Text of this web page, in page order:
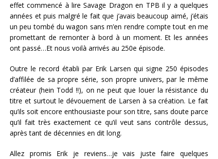
effet commencé à lire Savage Dragon en TPB il y a quelques
années et puis malgré le fait que j’avais beaucoup aimé, j’étais
un peu tombé du wagon sans m’en rendre compte tout en me
promettant de remonter à bord à un moment. Et les années
ont passé…Et nous voilà arrivés au 250e épisode.
Outre le record établi par Erik Larsen qui signe 250 épisodes
d’affilée de sa propre série, son propre univers, par le même
créateur (hein Todd !!), on ne peut que louer la résistance du
titre et surtout le dévouement de Larsen à sa création. Le fait
qu’ils soit encore enthousiaste pour son titre, sans doute parce
qu’il fait très exactement ce qu’il veut sans contrôle dessus,
après tant de décennies en dit long.
Allez promis Erik je reviens…je vais juste faire quelques